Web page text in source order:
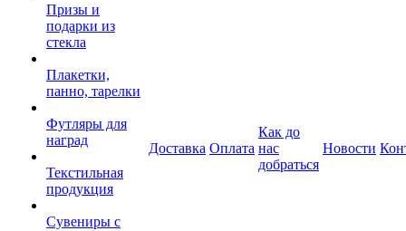
Призы и
подарки из
стекла
Плакетки,
панно, тарелки
Футляры для
наград
Текстильная
продукция
Сувениры с
Доставка Оплата
Как до
нас
добраться
Новости